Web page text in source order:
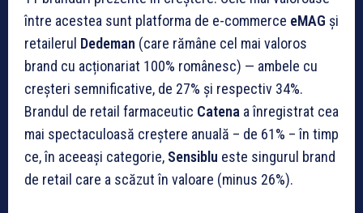
între acestea sunt platforma de e-commerce eMAG și
retailerul Dedeman (care rămâne cel mai valoros
brand cu acționariat 100% românesc) — ambele cu
creșteri semnificative, de 27% și respectiv 34%.
Brandul de retail farmaceutic Catena a înregistrat cea
mai spectaculoasă creștere anuală – de 61% – în timp
ce, în aceeași categorie, Sensiblu este singurul brand
de retail care a scăzut în valoare (minus 26%).